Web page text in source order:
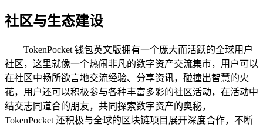
社区与生态建设
TokenPocket 钱包英文版拥有一个庞大而活跃的全球用户
社区，这里就像一个热闹非凡的数字资产交流集市，用户可以
在社区中畅所欲言地交流经验、分享资讯，碰撞出智慧的火
花，用户还可以积极参与各种丰富多彩的社区活动，在活动中
结交志同道合的朋友，共同探索数字资产的奥秘，
TokenPocket 还积极与全球的区块链项目展开深度合作，不断